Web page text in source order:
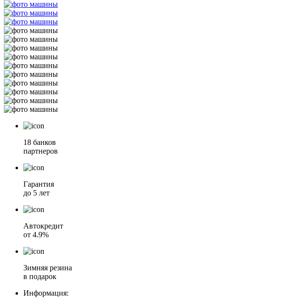
18 банков
партнеров
Гарантия
до 5 лет
Автокредит
от 4.9%
Зимняя резина
в подарок
Информация: